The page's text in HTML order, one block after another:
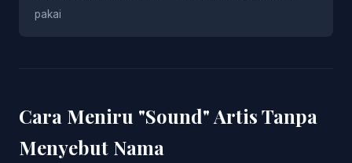
pakai
Cara Meniru "Sound" Artis Tanpa
Menyebut Nama